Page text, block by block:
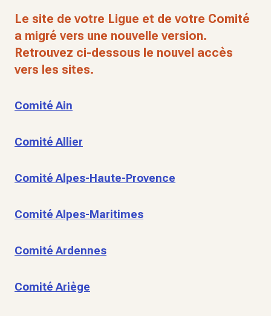
Le site de votre Ligue et de votre Comité
a migré vers une nouvelle version.
Retrouvez ci-dessous le nouvel accès
vers les sites.
Comité Ain
Comité Allier
Comité Alpes-Haute-Provence
Comité Alpes-Maritimes
Comité Ardennes
Comité Ariège